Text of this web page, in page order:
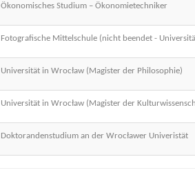
Ökonomisches Studium – Ökonomietechniker
Fotografische Mittelschule (nicht beendet -
Universität in Wrocław (Magister der Philosophie)
Universität in Wrocław (Magister der
Doktorandenstudium an der Wrocławer Univeristät